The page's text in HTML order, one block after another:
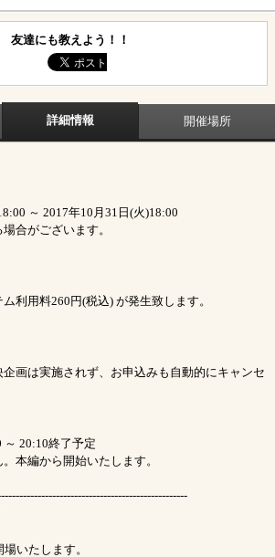
友達にも教えよう！！
詳細情報 開催場所
～ 2017年10月31日(火)18:00
合がございます。
利用料260円(税込) が発生致します。
画は実施されず、お申込みも自動的にキャンセ
～ 20:10終了予定
本編から開始いたします。
いたします。